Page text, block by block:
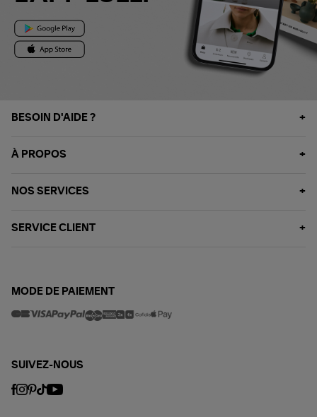
BESOIN D'AIDE ?
À PROPOS
NOS SERVICES
SERVICE CLIENT
MODE DE PAIEMENT
SUIVEZ-NOUS